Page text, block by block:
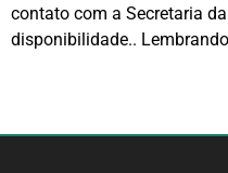
contato com a Secretaria
disponibilidade..